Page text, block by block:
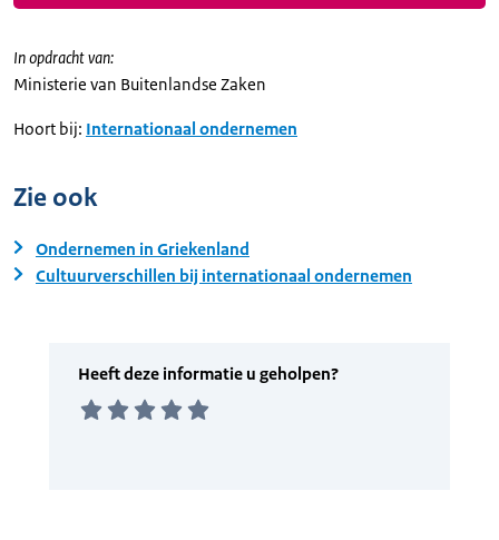
In opdracht van:
Ministerie van Buitenlandse Zaken
Hoort bij: Internationaal ondernemen
Zie ook
Ondernemen in Griekenland
Cultuurverschillen bij internationaal ondernemen